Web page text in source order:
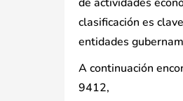
clasificación es
entidades
A continuación
9412,